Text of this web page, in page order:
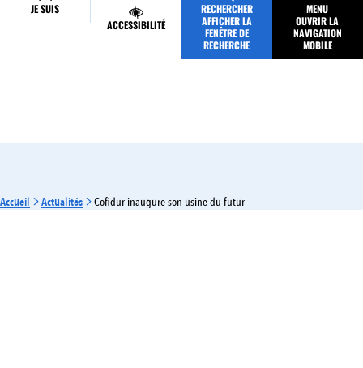
JE SUIS
ACCESSIBILITÉ
RECHERCHER
AFFICHER LA
FENÊTRE DE
RECHERCHE
MENU
OUVRIR LA
NAVIGATION
MOBILE
MES DÉMARCHES
Accueil Actualités Cofidur inaugure son usine du futur